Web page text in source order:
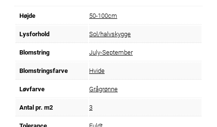
Højde 50-100cm
Lysforhold Sol/halvskygge
Blomstring July-September
Blomstringsfarve Hvide
Løvfarve Grågrønne
Antal pr. m2 3